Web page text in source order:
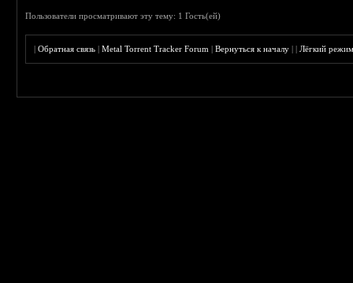
Пользователи просматривают эту тему: 1 Гость(ей)
|Обратная связь |Metal Torrent Tracker Forum |Вернуться к началу ||Лёгкий